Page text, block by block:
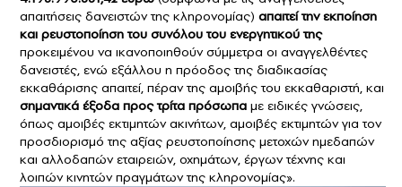
απαιτήσεις δανειστών της κληρονομίας) απαιτεί την εκποίηση
και ρευστοποίηση του συνόλου του ενεργητικού της
προκειμένου να ικανοποιηθούν σύμμετρα οι αναγγελθέντες
δανειστές, ενώ εξάλλου η πρόοδος της διαδικασίας
εκκαθάρισης απαιτεί, πέραν της αμοιβής του εκκαθαριστή, και
σημαντικά έξοδα προς τρίτα πρόσωπα με ειδικές γνώσεις,
όπως αμοιβές εκτιμητών ακινήτων, αμοιβές εκτιμητών για τον
προσδιορισμό της αξίας ρευστοποίησης μετοχών ημεδαπών
και αλλοδαπών εταιρειών, οχημάτων, έργων τέχνης και
λοιπών κινητών πραγμάτων της κληρονομίας».